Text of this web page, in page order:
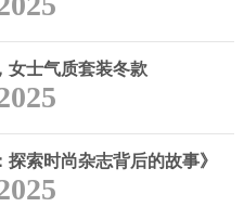
女士气质套装冬款
探索时尚杂志背后的故事》